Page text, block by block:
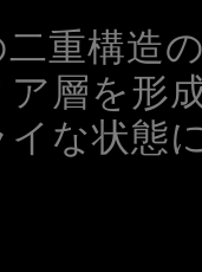
二重構造
ア層を形
イな状態